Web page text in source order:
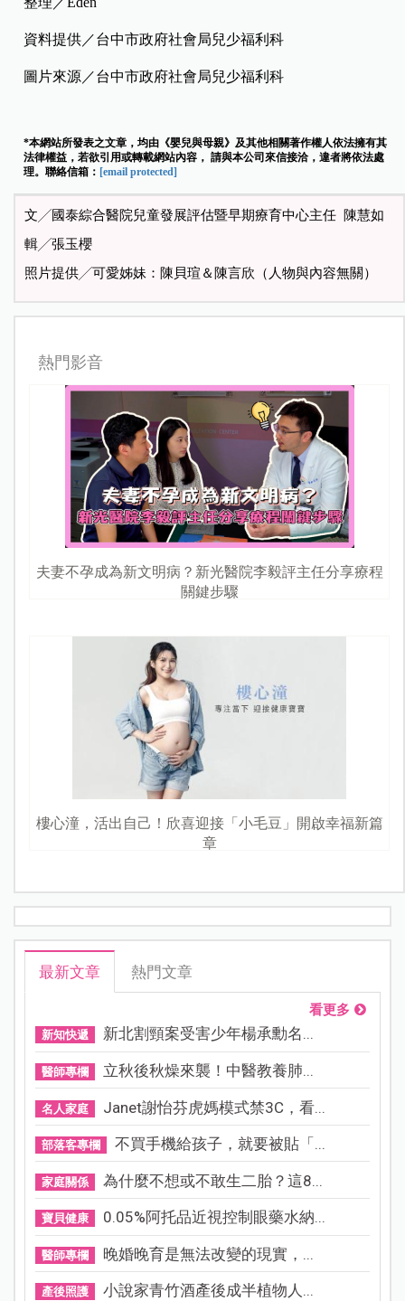
資料提供／台中市政府社會局兒少福利科
圖片來源／台中市政府社會局兒少福利科
*本網站所發表之文章，均由《嬰兒與母親》及其他相關著作權人依法擁有其
法律權益，若欲引用或轉載網站內容， 請與本公司來信接洽，違者將依法處
理。聯絡信箱： [email protected]
文╱國泰綜合醫院兒童發展評估暨早期療育中心主任 陳慧如
輯╱張玉櫻
照片提供╱可愛姊妹：陳貝瑄＆陳言欣（人物與內容無關）
熱門影音
夫妻不孕成為新文明病？新光醫院李毅評主任分享療程
關鍵步驟
樓心潼，活出自己！欣喜迎接「小毛豆」開啟幸福新篇
章
最新文章 熱門文章
看更多
新知快遞 新北割頸案受害少年楊承勳名...
醫師專欄 立秋後秋燥來襲！中醫教養肺...
名人家庭 Janet謝怡芬虎媽模式禁3C，看...
部落客專欄 不買手機給孩子，就要被貼「...
家庭關係 為什麼不想或不敢生二胎？這8...
寶貝健康 0.05%阿托品近視控制眼藥水納...
醫師專欄 晚婚晚育是無法改變的現實，...
產後照護 小說家青竹酒產後成半植物人...